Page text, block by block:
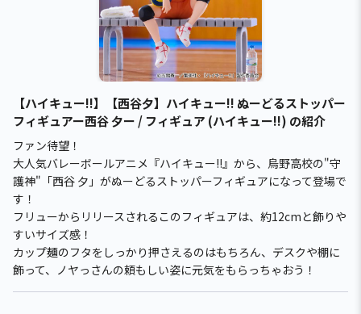
【ハイキュー!!】【西谷夕】ハイキュー!! ぬーどるストッパー
フィギュアー西谷 夕ー / フィギュア (ハイキュー!!) の紹介
ファン待望！
大人気バレーボールアニメ『ハイキュー!!』から、烏野高校の"守
護神"「西谷 夕」がぬーどるストッパーフィギュアになって登場で
す！
フリューからリリースされるこのフィギュアは、約12cmと飾りや
すいサイズ感！
カップ麺のフタをしっかり押さえるのはもちろん、デスクや棚に
飾って、ノヤっさんの頼もしい姿に元気をもらっちゃおう！